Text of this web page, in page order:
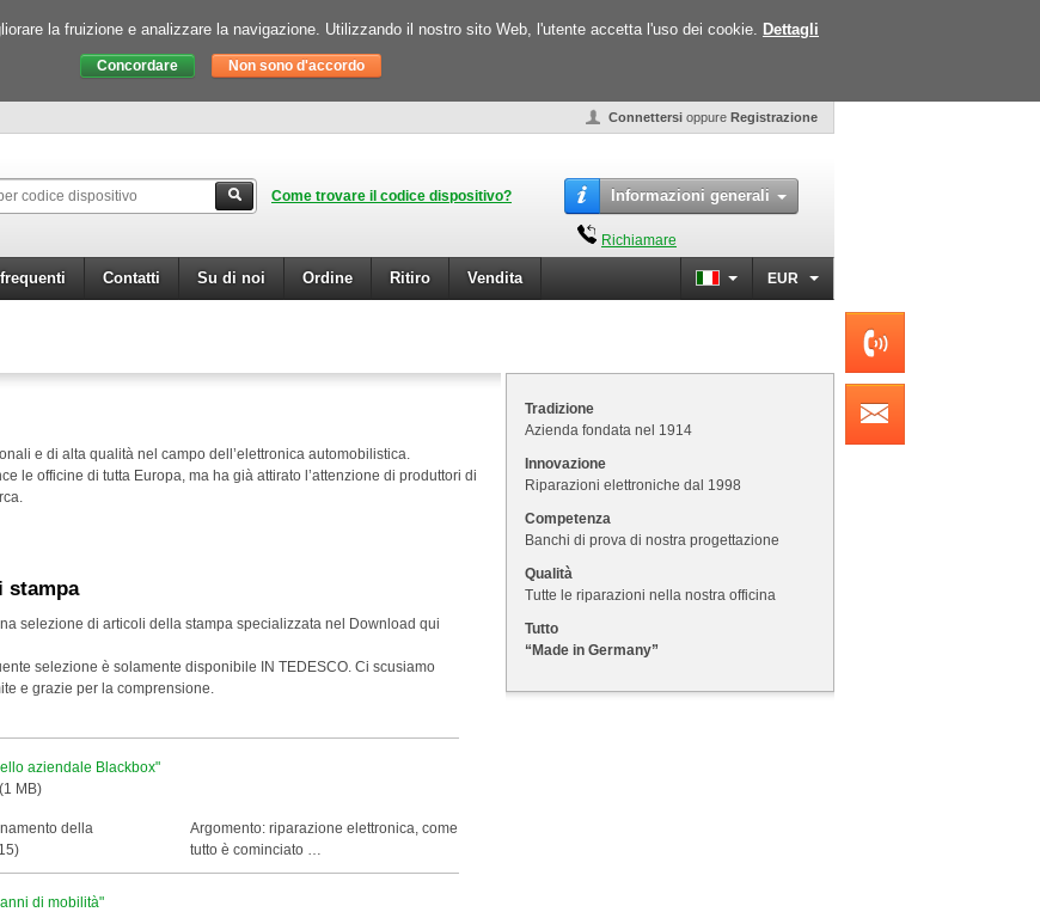
la fruizione e analizzare la navigazione. Utilizzando il nostro sito Web, l'utente accetta l'uso dei cookie. Dettagli
Connettersi oppure Registrazione
Come trovare il codice dispositivo? Informazioni generali
Richiamare
Contatti Su di noi Ordine Ritiro Vendita EUR
e di alta qualità nel campo dell’elettronica automobilistica.
le officine di tutta Europa, ma ha già attirato l’attenzione di produttori di
stampa
selezione di articoli della stampa specializzata nel Download qui
selezione è solamente disponibile IN TEDESCO. Ci scusiamo
e grazie per la comprensione.
aziendale Blackbox"
MB)
della
Argomento: riparazione elettronica, come
tutto è cominciato …
di mobilità"
Tradizione
Azienda fondata nel 1914
Innovazione
Riparazioni elettroniche dal 1998
Competenza
Banchi di prova di nostra progettazione
Qualità
Tutte le riparazioni nella nostra officina
Tutto
“Made in Germany”